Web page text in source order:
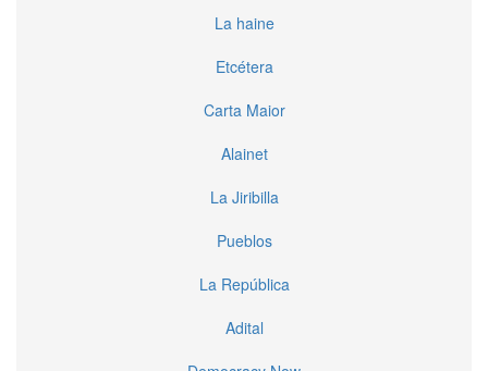
La haine
Etcétera
Carta Maior
Alainet
La Jiribilla
Pueblos
La República
Adital